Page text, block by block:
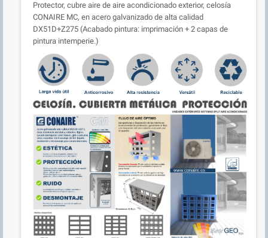
Protector, cubre aire de aire acondicionado exterior, celosía
CONAIRE MC, en acero galvanizado de alta calidad
DX51D+Z275 (Acabado pintura: imprimación + 2 capas de
pintura intemperie.)